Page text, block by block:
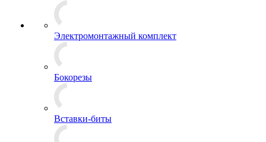
Электромонтажный комплект
Бокорезы
Вставки-биты